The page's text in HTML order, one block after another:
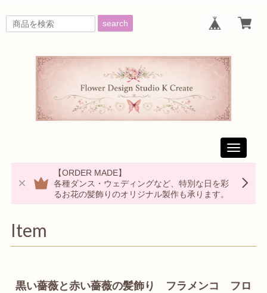
search
Toggle
【ORDER MADE】
各種ダンス・ウェディングなど、特別な日を彩
るお花の髪飾りのオリジナル製作も承ります。
Item
黒い薔薇と赤い薔薇の髪飾り フラメンコ フロ